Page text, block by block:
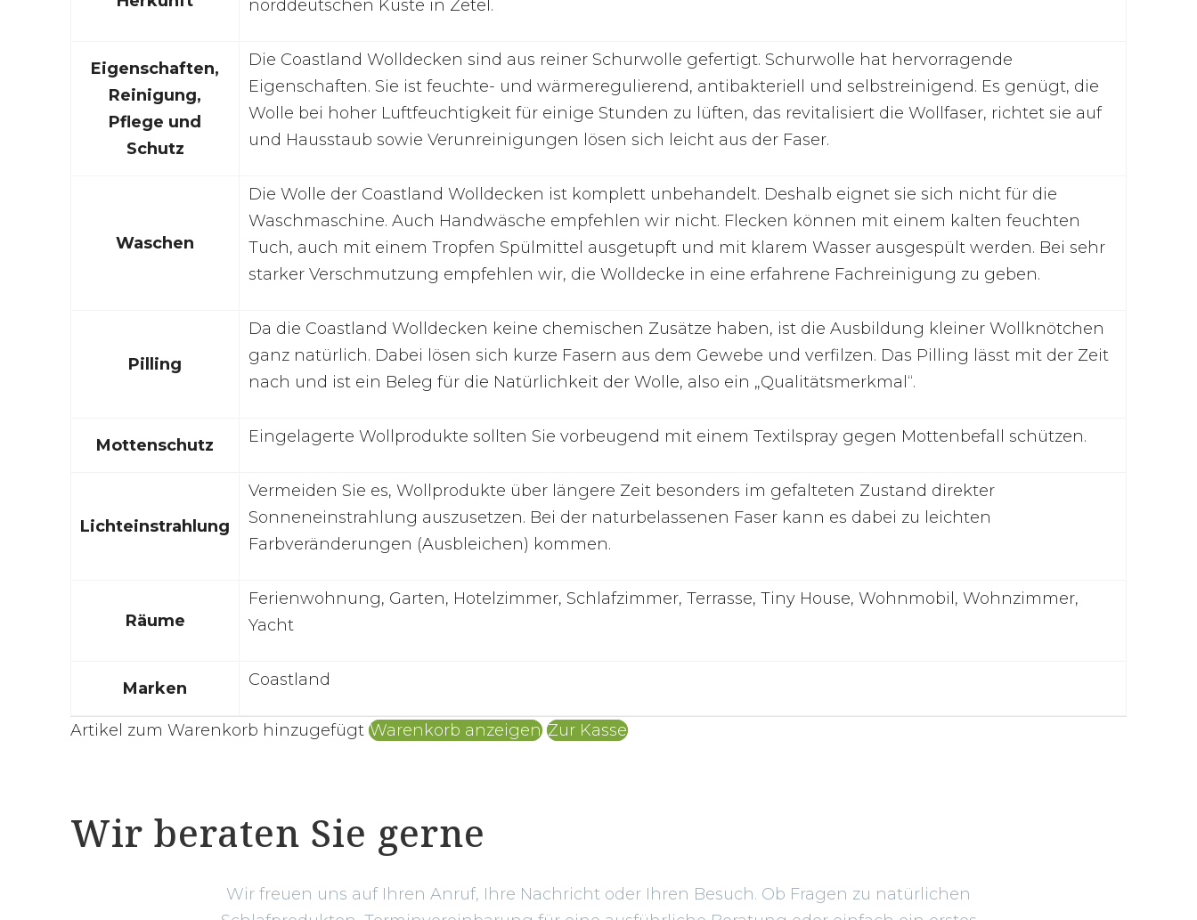
norddeutschen Küste in Zetel.
Eigenschaften,
Reinigung,
Pflege und
Schutz
Die Coastland Wolldecken sind aus reiner Schurwolle gefertigt. Schurwolle hat hervorragende
Eigenschaften. Sie ist feuchte- und wärmeregulierend, antibakteriell und selbstreinigend. Es genügt, die
Wolle bei hoher Luftfeuchtigkeit für einige Stunden zu lüften, das revitalisiert die Wollfaser, richtet sie auf
und Hausstaub sowie Verunreinigungen lösen sich leicht aus der Faser.
Waschen
Die Wolle der Coastland Wolldecken ist komplett unbehandelt. Deshalb eignet sie sich nicht für die
Waschmaschine. Auch Handwäsche empfehlen wir nicht. Flecken können mit einem kalten feuchten
Tuch, auch mit einem Tropfen Spülmittel ausgetupft und mit klarem Wasser ausgespült werden. Bei sehr
starker Verschmutzung empfehlen wir, die Wolldecke in eine erfahrene Fachreinigung zu geben.
Pilling
Da die Coastland Wolldecken keine chemischen Zusätze haben, ist die Ausbildung kleiner Wollknötchen
ganz natürlich. Dabei lösen sich kurze Fasern aus dem Gewebe und verfilzen. Das Pilling lässt mit der Zeit
nach und ist ein Beleg für die Natürlichkeit der Wolle, also ein „Qualitätsmerkmal“.
Mottenschutz Eingelagerte Wollprodukte sollten Sie vorbeugend mit einem Textilspray gegen Mottenbefall schützen.
Lichteinstrahlung
Vermeiden Sie es, Wollprodukte über längere Zeit besonders im gefalteten Zustand direkter
Sonneneinstrahlung auszusetzen. Bei der naturbelassenen Faser kann es dabei zu leichten
Farbveränderungen (Ausbleichen) kommen.
Räume
Ferienwohnung, Garten, Hotelzimmer, Schlafzimmer, Terrasse, Tiny House, Wohnmobil, Wohnzimmer,
Yacht
Marken Coastland
Artikel zum Warenkorb hinzugefügt Warenkorb anzeigen Zur Kasse
Wir beraten Sie gerne
Wir freuen uns auf Ihren Anruf, Ihre Nachricht oder Ihren Besuch. Ob Fragen zu natürlichen